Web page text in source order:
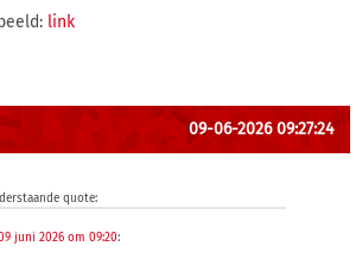
link
09-06-2026 09:27:24
quote:
juni 2026 om 09:20: